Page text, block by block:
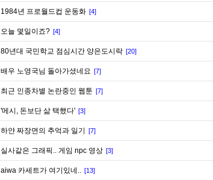
1984년 프로월드컵 운동화 [4]
오늘 몇일이죠? [4]
80년대 국민학교 점심시간 양은도시락 [20]
배우 노영국님 돌아가셨네요 [7]
최근 인종차별 논란중인 웹툰 [7]
'메시, 돈보단 삶 택했다' [3]
하얀 짜장면의 추억과 일기 [7]
실사같은 그래픽.. 게임 npc 영상 [3]
aiwa 카세트가 여기있네.. [13]